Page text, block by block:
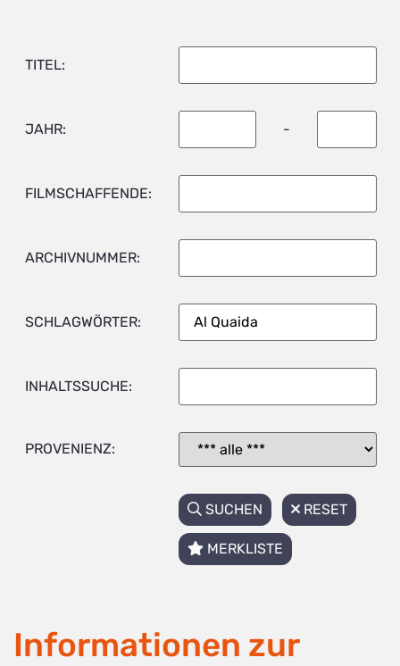
TITEL:
JAHR: -
FILMSCHAFFENDE:
ARCHIVNUMMER:
SCHLAGWÖRTER:
INHALTSSUCHE:
PROVENIENZ:
SUCHEN RESET
MERKLISTE
Informationen zur